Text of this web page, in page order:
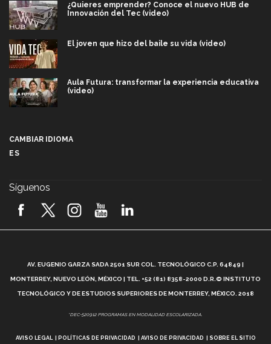
¿Quieres emprender? Conoce el nuevo HUB de
Innovación del Tec (video)
El joven que hizo del baile su vida (video)
Aula Futura: transformar la experiencia educativa
(video)
2026! (video)
¿Cómo es el Modelo Educativo Tec? (video)
Vida Tec: Feminismo e Inteligencia Artificial, Paola
CAMBIAR IDIOMA
ES
Síguenos
AV. EUGENIO GARZA SADA 2501 SUR COL. TECNOLÓGICO C.P. 64849 |
MONTERREY, NUEVO LEÓN, MÉXICO | TEL. +52 (81) 8358-2000 D.R.© INSTITUTO
TECNOLÓGICO Y DE ESTUDIOS SUPERIORES DE MONTERREY, MÉXICO. 2018
*DEC-520912 PROGRAMAS EN MODALIDAD ESCOLARIZADA.
AVISO LEGAL POLÍTICAS DE PRIVACIDAD AVISO DE PRIVACIDAD SOBRE EL SITIO